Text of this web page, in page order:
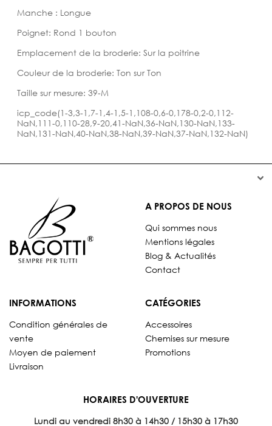
Manche : Longue
Poignet: Rond 1 bouton
Emplacement de la broderie: Sur la poitrine
Couleur de la broderie: Ton sur Ton
Taille sur mesure: 39-M
icp_code(1-3,3-1,7-1,4-1,5-1,108-0,6-0,178-0,2-0,112-
NaN,111-0,110-28,9-20,41-NaN,36-NaN,130-NaN,133-
NaN,131-NaN,40-NaN,38-NaN,39-NaN,37-NaN,132-NaN)


A PROPOS DE NOUS
Qui sommes nous
Mentions légales
Blog & Actualités
Contact
INFORMATIONS
Condition générales de
vente
Moyen de paiement
Livraison
CATÉGORIES
Accessoires
Chemises sur mesure
Promotions
HORAIRES D'OUVERTURE
Lundi au vendredi 8h30 à 14h30 / 15h30 à 17h30